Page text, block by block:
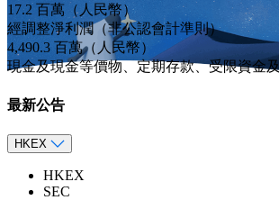
17.2 百萬（人民幣）
經調整淨利潤（非公認會計準則）
4,490.3 百萬（人民幣）
現金及現金等價物、定期存款、受限資金
最新公告
HKEX
HKEX
SEC